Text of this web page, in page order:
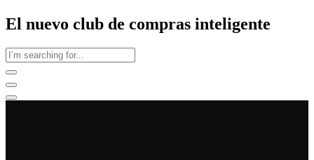
El nuevo club de compras inteligente